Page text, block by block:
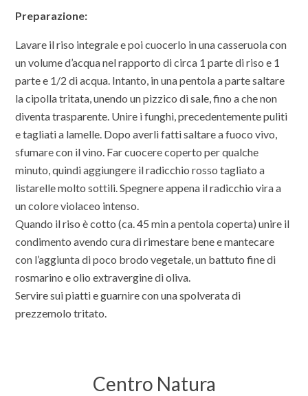
Preparazione:
Lavare il riso integrale e poi cuocerlo in una casseruola con
un volume d’acqua nel rapporto di circa 1 parte di riso e 1
parte e 1/2 di acqua. Intanto, in una pentola a parte saltare
la cipolla tritata, unendo un pizzico di sale, fino a che non
diventa trasparente. Unire i funghi, precedentemente puliti
e tagliati a lamelle. Dopo averli fatti saltare a fuoco vivo,
sfumare con il vino. Far cuocere coperto per qualche
minuto, quindi aggiungere il radicchio rosso tagliato a
listarelle molto sottili. Spegnere appena il radicchio vira a
un colore violaceo intenso.
Quando il riso è cotto (ca. 45 min a pentola coperta) unire il
condimento avendo cura di rimestare bene e mantecare
con l’aggiunta di poco brodo vegetale, un battuto fine di
rosmarino e olio extravergine di oliva.
Servire sui piatti e guarnire con una spolverata di
prezzemolo tritato.
Centro Natura